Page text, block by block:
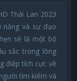
Thái Lan 2023
năng và sự đạo
sẽ là một bộ
sắc trong lòng
điệp tích cực về
tìm kiếm và